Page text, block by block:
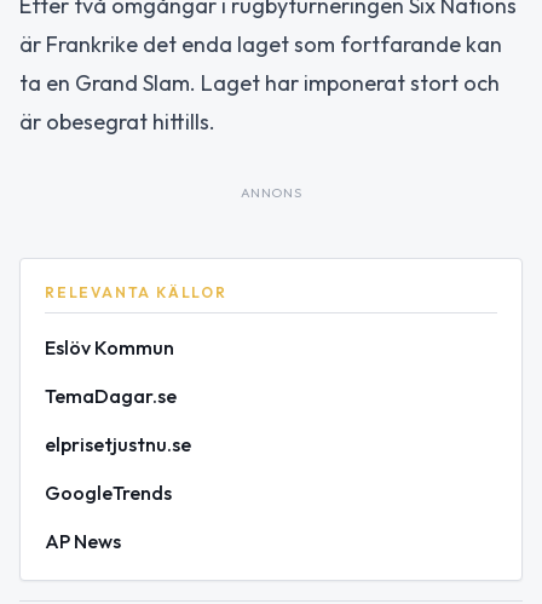
är Frankrike det enda laget som fortfarande kan
ta en Grand Slam. Laget har imponerat stort och
är obesegrat hittills.
ANNONS
RELEVANTA KÄLLOR
Eslöv Kommun
TemaDagar.se
elprisetjustnu.se
GoogleTrends
AP News